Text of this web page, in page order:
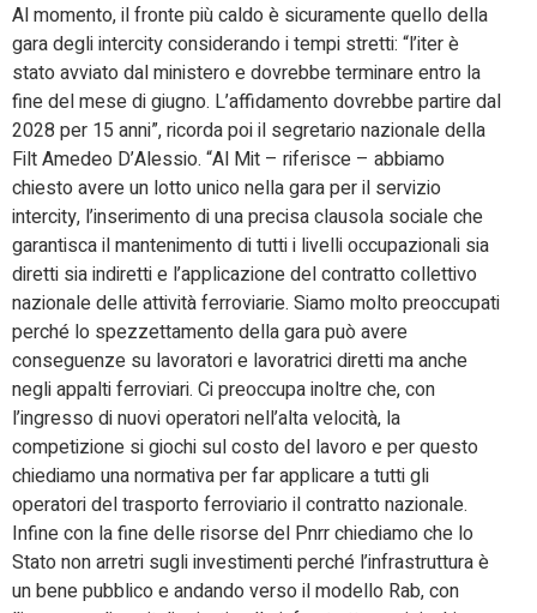
Al momento, il fronte più caldo è sicuramente quello della
gara degli intercity considerando i tempi stretti: “l’iter è
stato avviato dal ministero e dovrebbe terminare entro la
fine del mese di giugno. L’affidamento dovrebbe partire dal
2028 per 15 anni”, ricorda poi il segretario nazionale della
Filt Amedeo D’Alessio. “Al Mit – riferisce – abbiamo
chiesto avere un lotto unico nella gara per il servizio
intercity, l’inserimento di una precisa clausola sociale che
garantisca il mantenimento di tutti i livelli occupazionali sia
diretti sia indiretti e l’applicazione del contratto collettivo
nazionale delle attività ferroviarie. Siamo molto preoccupati
perché lo spezzettamento della gara può avere
conseguenze su lavoratori e lavoratrici diretti ma anche
negli appalti ferroviari. Ci preoccupa inoltre che, con
l’ingresso di nuovi operatori nell’alta velocità, la
competizione si giochi sul costo del lavoro e per questo
chiediamo una normativa per far applicare a tutti gli
operatori del trasporto ferroviario il contratto nazionale.
Infine con la fine delle risorse del Pnrr chiediamo che lo
Stato non arretri sugli investimenti perché l’infrastruttura è
un bene pubblico e andando verso il modello Rab, con